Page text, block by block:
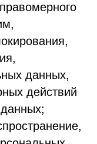
данных,
действий